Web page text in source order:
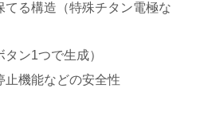
てる構造（特殊チタン電極な
ン1つで生成）
止機能などの安全性